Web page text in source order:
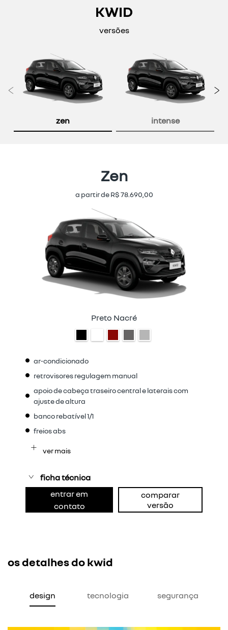
KWID
versões
zen intense
Anterior
Zen
a partir de R$ 78.690,00
Preto Nacré
ar-condicionado
retrovisores regulagem manual
apoio de cabeça traseiro central e laterais com
ajuste de altura
banco rebatível 1/1
freios abs
ver mais
ficha técnica
entrar em
contato
comparar
versão
os detalhes do kwid
design tecnologia segurança